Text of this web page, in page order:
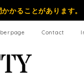
かることがあります。
Contact